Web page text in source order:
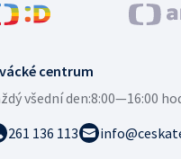
centrum
všední den:8:00—16:00
261 136 113